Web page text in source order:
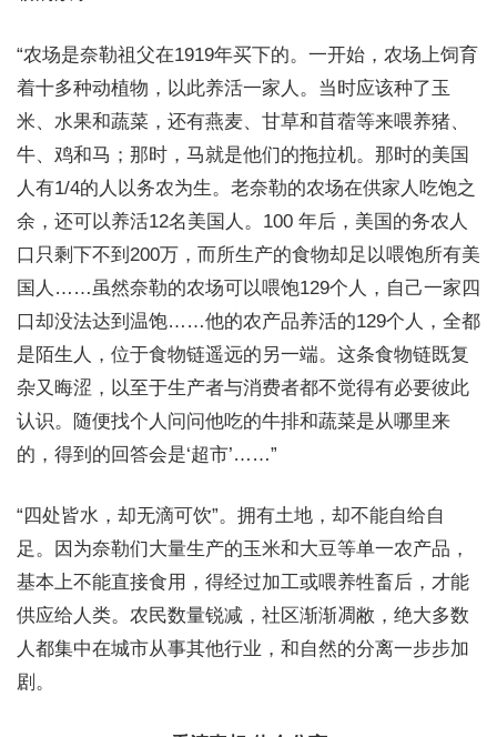
“农场是奈勒祖父在1919年买下的。一开始，农场上饲育
着十多种动植物，以此养活一家人。当时应该种了玉
米、水果和蔬菜，还有燕麦、甘草和苜蓿等来喂养猪、
牛、鸡和马；那时，马就是他们的拖拉机。那时的美国
人有1/4的人以务农为生。老奈勒的农场在供家人吃饱之
余，还可以养活12名美国人。100 年后，美国的务农人
口只剩下不到200万，而所生产的食物却足以喂饱所有美
国人……虽然奈勒的农场可以喂饱129个人，自己一家四
口却没法达到温饱……他的农产品养活的129个人，全都
是陌生人，位于食物链遥远的另一端。这条食物链既复
杂又晦涩，以至于生产者与消费者都不觉得有必要彼此
认识。随便找个人问问他吃的牛排和蔬菜是从哪里来
的，得到的回答会是‘超市’……”
“四处皆水，却无滴可饮”。拥有土地，却不能自给自
足。因为奈勒们大量生产的玉米和大豆等单一农产品，
基本上不能直接食用，得经过加工或喂养牲畜后，才能
供应给人类。农民数量锐减，社区渐渐凋敝，绝大多数
人都集中在城市从事其他行业，和自然的分离一步步加
剧。